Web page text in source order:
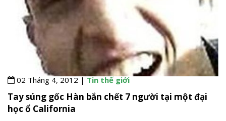
02 Tháng 4, 2012 |Tin thế giới
Tay súng gốc Hàn bắn chết 7 người tại một đại
học ổ California